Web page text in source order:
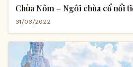
Chùa Nôm – Ngôi chùa cổ nổi
31/03/2022